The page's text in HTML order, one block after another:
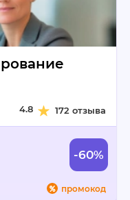
4.8 172 отзыва
-60%
промокод